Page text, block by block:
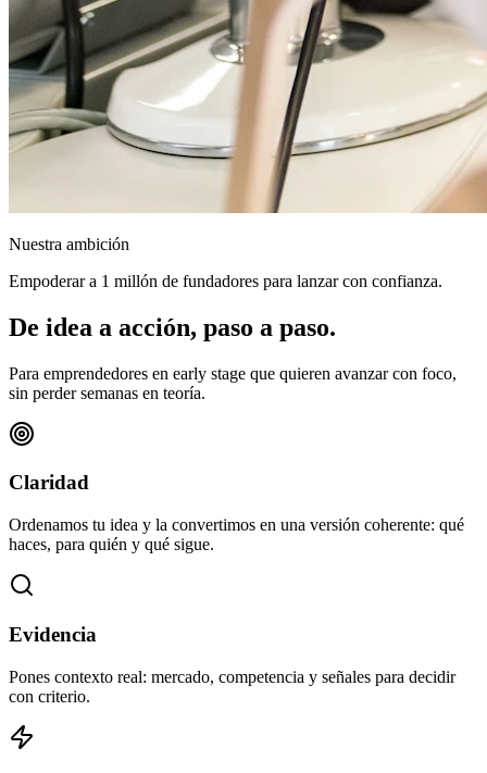
Nuestra ambición
Empoderar a 1 millón de fundadores para lanzar con confianza.
De idea a acción, paso a paso.
Para emprendedores en early stage que quieren avanzar con foco,
sin perder semanas en teoría.
Claridad
Ordenamos tu idea y la convertimos en una versión coherente: qué
haces, para quién y qué sigue.
Evidencia
Pones contexto real: mercado, competencia y señales para decidir
con criterio.